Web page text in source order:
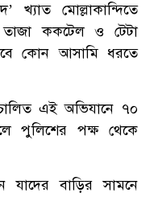
খ্যাত মোল্লাকান্দিতে
ককটেল ও টেটা
কোন আসামি ধরতে
এই অভিযানে ৭০
পুলিশের পক্ষ থেকে
যাদের বাড়ির সামনে